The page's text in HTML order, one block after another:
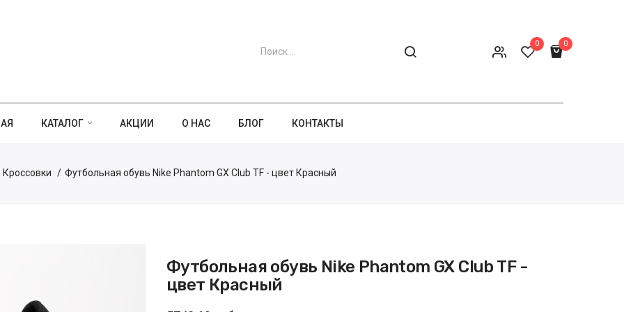
0 0
КАТАЛОГ АКЦИИ О НАС БЛОГ КОНТАКТЫ
Кроссовки Футбольная обувь Nike Phantom GX Club TF - цвет Красный
Футбольная обувь Nike Phantom GX Club TF -
цвет Красный